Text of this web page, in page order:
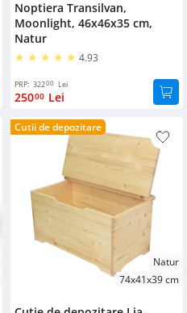
Noptiera Transilvan,
Moonlight, 46x46x35 cm,
Natur
4.93
PRP: 32200 Lei
25000 Lei
Cutii de depozitare
Natur
74x41x39 cm